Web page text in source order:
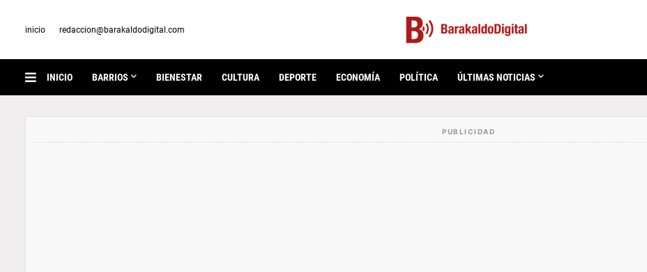
inicio redaccion@barakaldodigital.com
INICIO BARRIOS BIENESTAR CULTURA DEPORTE ECONOMÍA POLÍTICA ÚLTIMAS NOTICIAS